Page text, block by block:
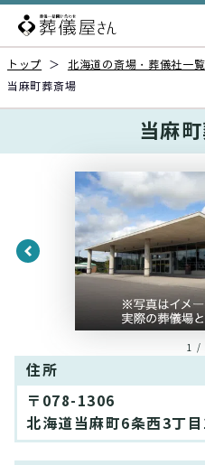
トップ ＞ 北海道の斎場・葬儀社一覧
当麻町葬斎場
当麻
1 /
住所
〒078-1306
北海道当麻町6条西3丁